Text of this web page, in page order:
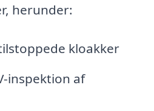
herunder:
kloakker
inspektion af